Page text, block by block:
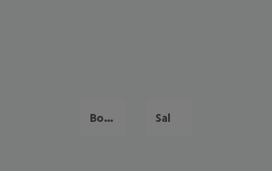
Boa Vista Sal